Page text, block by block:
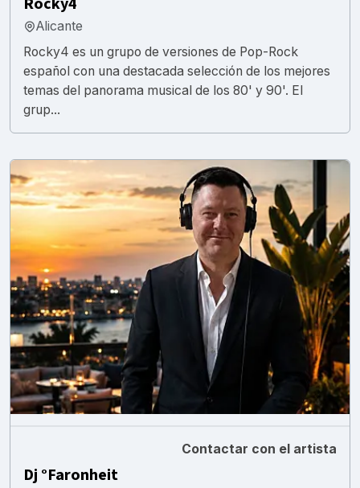
Alicante
Rocky4 es un grupo de versiones de Pop-Rock
español con una destacada selección de los mejores
temas del panorama musical de los 80' y 90'. El
grup...
Contactar con el artista
Dj °Faronheit